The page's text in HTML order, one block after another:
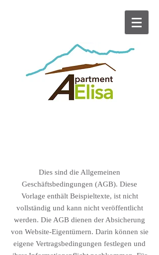
Dies sind die Allgemeinen
Geschäftsbedingungen (AGB). Diese
Vorlage enthält Beispieltexte, ist nicht
vollständig und kann nicht veröffentlicht
werden. Die AGB dienen der Absicherung
von Website-Eigentümern. Darin können sie
eigene Vertragsbedingungen festlegen und